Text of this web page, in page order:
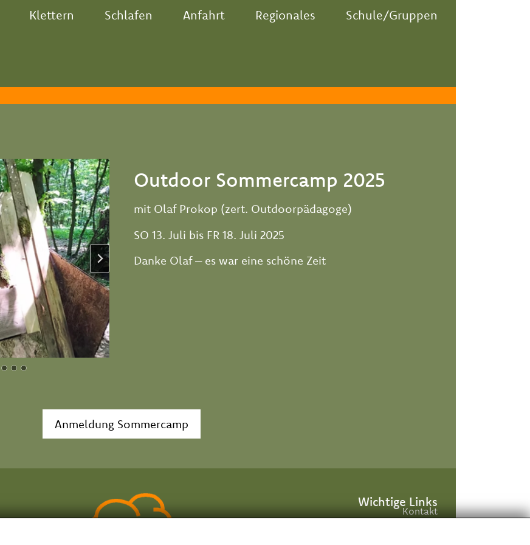
Klettern Schlafen Anfahrt Regionales Schule/Gruppen
Outdoor Sommercamp 2025
mit Olaf Prokop (zert. Outdoorpädagoge)
SO 13. Juli bis FR 18. Juli 2025
Danke Olaf – es war eine schöne Zeit
Anmeldung Sommercamp
Wichtige Links
Kontakt